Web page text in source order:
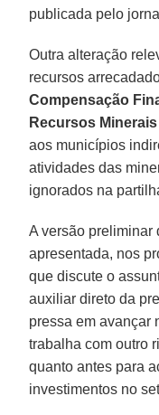
publicada pelo
Outra alteração
recursos
Compensação
Recursos
aos municípios
atividades das
ignorados na
A versão preliminar
apresentada, nos
que discute o
auxiliar direto da
pressa em avançar
trabalha com outro
quanto antes para
investimentos no